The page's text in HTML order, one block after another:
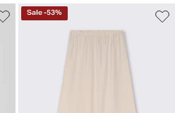
Sale-53%